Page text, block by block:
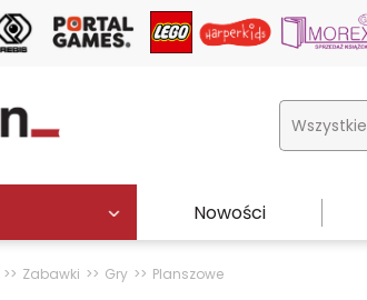
Nowości
Zabawki Gry Planszowe